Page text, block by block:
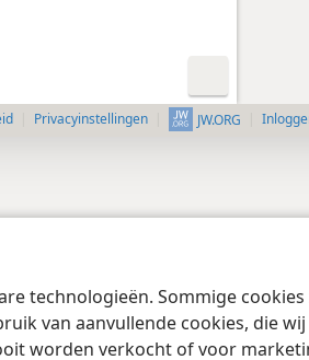
technologieën. Sommige cookies
van aanvullende cookies, die wij
worden verkocht of voor
Privacyinstellingen JW.ORG